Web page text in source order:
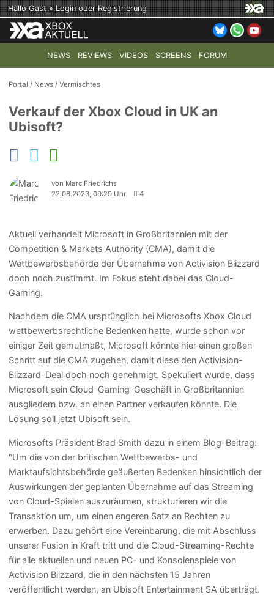
Hallo Gast »LoginoderRegistrierung
NEWS REVIEWS VIDEOS SCREENS FORUM
TOP-THEMEN: COD: MODERN WARFARE 4 HALO:
Portal / News /Vermischtes
Verkauf der Xbox Cloud in UK an
Ubisoft?
von Marc Friedrichs
22.08.2023, 09:29 Uhr
4
Aktuell verhandelt Microsoft in Großbritannien mit der
Competition & Markets Authority (CMA), damit die
Wettbewerbsbehörde der Übernahme von Activision Blizzard
doch noch zustimmt. Im Fokus steht dabei das Cloud-
Gaming.
Nachdem die CMA ursprünglich bei Microsofts Xbox Cloud
wettbewerbsrechtliche Bedenken hatte, wurde schon vor
einiger Zeit gemutmaßt, Microsoft könnte hier einen großen
Schritt auf die CMA zugehen, damit diese den Activision-
Blizzard-Deal doch noch genehmigt. Spekuliert wurde, dass
Microsoft sein Cloud-Gaming-Geschäft in Großbritannien
ausgliedern bzw. an einen Partner verkaufen könnte. Die
Lösung soll jetzt Ubisoft sein.
Microsofts Präsident Brad Smith dazu in einem Blog-Beitrag:
"Um die von der britischen Wettbewerbs- und
Marktaufsichtsbehörde geäußerten Bedenken hinsichtlich der
Auswirkungen der geplanten Übernahme auf das Streaming
von Cloud-Spielen auszuräumen, strukturieren wir die
Transaktion um, um einen engeren Satz an Rechten zu
erwerben. Dazu gehört eine Vereinbarung, die mit Abschluss
unserer Fusion in Kraft tritt und die Cloud-Streaming-Rechte
für alle aktuellen und neuen PC- und Konsolenspiele von
Activision Blizzard, die in den nächsten 15 Jahren
veröffentlicht werden, an Ubisoft Entertainment SA überträgt.